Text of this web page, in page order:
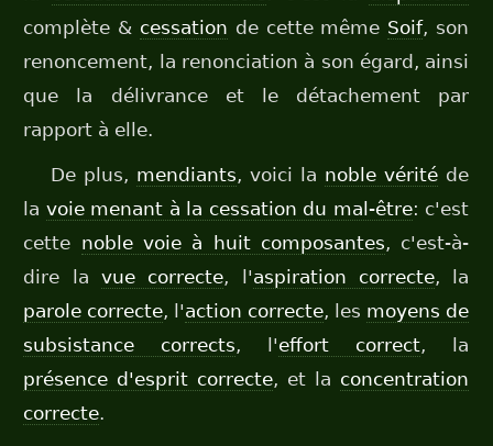
complète & cessation de cette même Soif, son
renoncement, la renonciation à son égard, ainsi
que la délivrance et le détachement par
rapport à elle.
De plus, mendiants, voici la noble vérité de
la voie menant à la cessation du mal-être: c'est
cette noble voie à huit composantes, c'est-à-
dire la vue correcte, l'aspiration correcte, la
parole correcte, l'action correcte, les moyens de
subsistance corrects, l'effort correct, la
présence d'esprit correcte, et la concentration
correcte.